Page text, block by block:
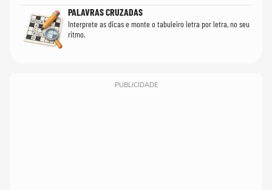
PALAVRAS CRUZADAS
Interprete as dicas e monte o tabuleiro letra por letra, no seu
ritmo.
PUBLICIDADE